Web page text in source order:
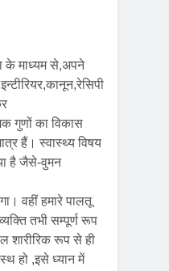
के माध्यम से,अपने
गुणों का विकास
हैं। स्वास्थ्य विषय
है जैसे-वुमन
वहीं हमारे पालतू
तभी सम्पूर्ण रूप
शारीरिक रूप से ही
हो ,इसे ध्यान में